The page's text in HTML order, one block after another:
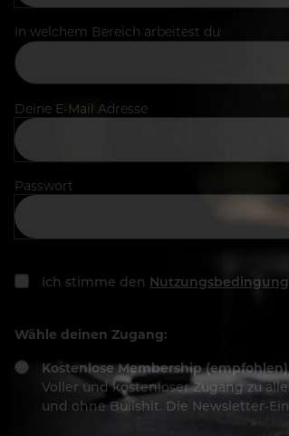
In welchem Bereich arbeitest du
Deine E-Mail Adresse
Passwort
Ich stimme den
Wähle deinen Zugang:
Kostenlose Membership (empfohlen)
Voller und kostenloser Zugang zu
und ohne Bullshit. Die Newsletter-